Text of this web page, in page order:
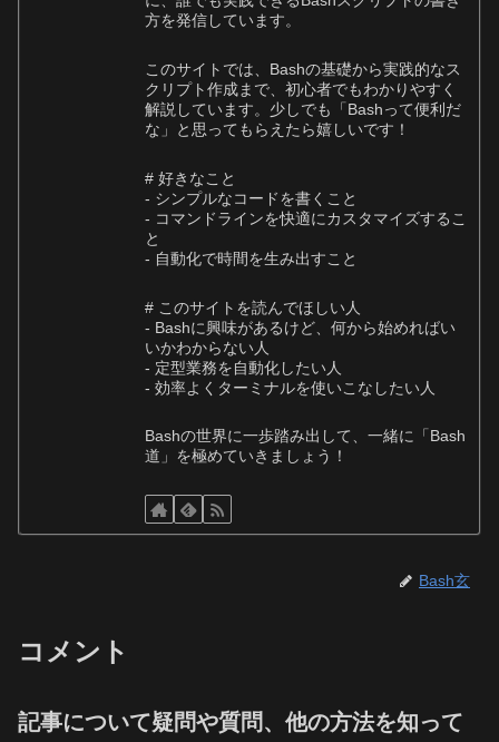
方を発信しています。
このサイトでは、Bashの基礎から実践的なス
クリプト作成まで、初心者でもわかりやすく
解説しています。少しでも「Bashって便利だ
な」と思ってもらえたら嬉しいです！
# 好きなこと
- シンプルなコードを書くこと
- コマンドラインを快適にカスタマイズするこ
と
- 自動化で時間を生み出すこと
# このサイトを読んでほしい人
- Bashに興味があるけど、何から始めればい
いかわからない人
- 定型業務を自動化したい人
- 効率よくターミナルを使いこなしたい人
Bashの世界に一歩踏み出して、一緒に「Bash
道」を極めていきましょう！
Bash玄
コメント
記事について疑問や質問、他の方法を知って